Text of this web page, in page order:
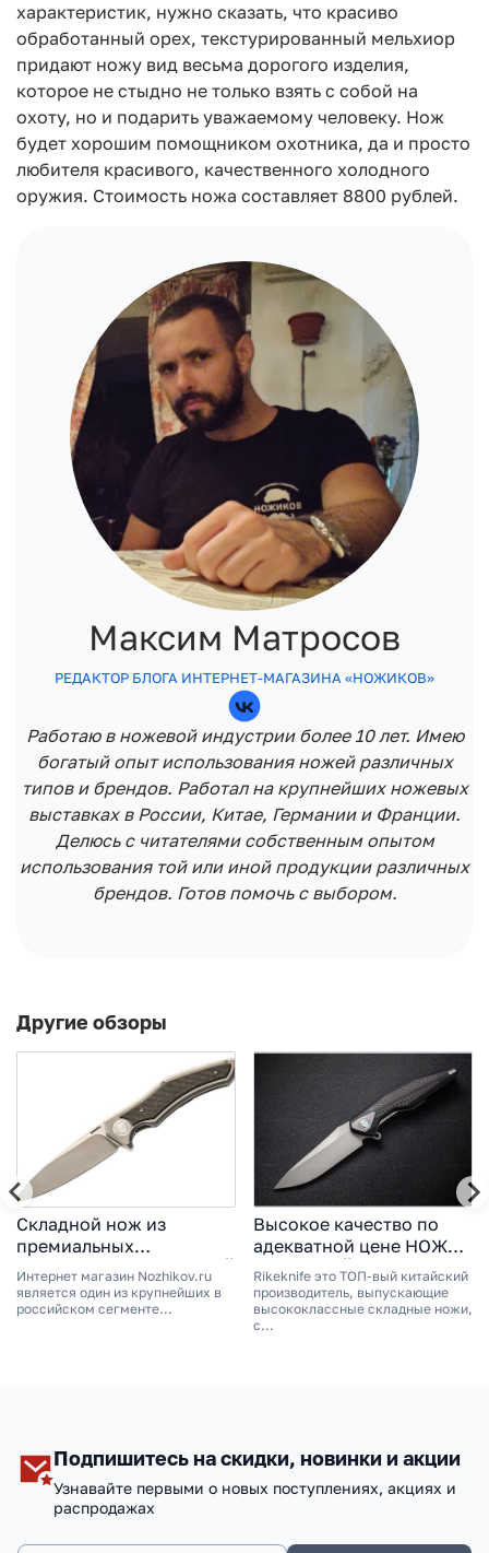
характеристик, нужно сказать, что красиво
обработанный орех, текстурированный мельхиор
придают ножу вид весьма дорогого изделия,
которое не стыдно не только взять с собой на
охоту, но и подарить уважаемому человеку. Нож
будет хорошим помощником охотника, да и просто
любителя красивого, качественного холодного
оружия. Стоимость ножа составляет 8800 рублей.
Максим Матросов
РЕДАКТОР БЛОГА ИНТЕРНЕТ-МАГАЗИНА «НОЖИКОВ»
Работаю в ножевой индустрии более 10 лет. Имею
богатый опыт использования ножей различных
типов и брендов. Работал на крупнейших ножевых
выставках в России, Китае, Германии и Франции.
Делюсь с читателями собственным опытом
использования той или иной продукции различных
брендов. Готов помочь с выбором.
Другие обзоры
Складной нож из
премиальных
материалов - СКЛАДНОЙ
НОЖ HONOR CONAN,
СТАЛЬ S35VN, РУКОЯТЬ
Интернет магазин Nozhikov.ru
является один из крупнейших в
российском сегменте...
Высокое качество по
адекватной цене НОЖ
СКЛАДНОЙ TULAY
RIKEKNIFE, СТАЛЬ
154CM, BLACK
G10/CARBON FIBER
Rikeknife это ТОП-вый китайский
производитель, выпускающие
высококлассные складные ножи,
с...
Подпишитесь на скидки, новинки и акции
Узнавайте первыми о новых поступлениях, акциях и
распродажах